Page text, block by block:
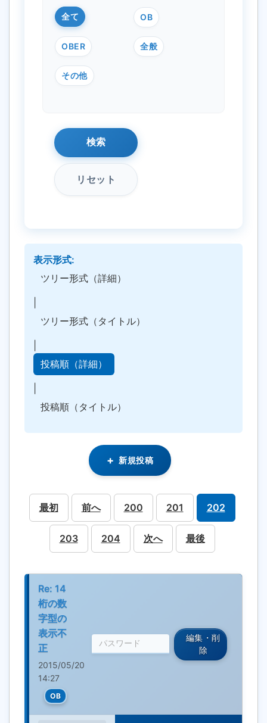
全て OB
OBER 全般
その他
検索
リセット
表示形式:
ツリー形式（詳細）
ツリー形式（タイトル）
投稿順（詳細）
投稿順（タイトル）
新規投稿
最初 前へ 200 201 202
203 204 次へ 最後
Re: 14
桁の数
字型の
表示不
正
2015/05/20
14:27
OB
編集・削
除